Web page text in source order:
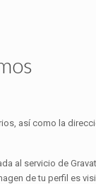
así como la
al servicio de
de tu perfil es